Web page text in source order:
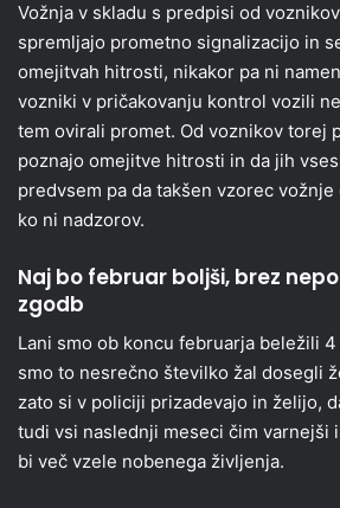
Vožnja v skladu s predpisi od
spremljajo prometno signalizacijo in
omejitvah hitrosti, nikakor pa ni
vozniki v pričakovanju kontrol vozili
tem ovirali promet. Od voznikov torej
poznajo omejitve hitrosti in da jih
predvsem pa da takšen vzorec
ko ni nadzorov.
Naj bo februar boljši, brez
zgodb
Lani smo ob koncu februarja beležili
smo to nesrečno številko žal dosegli
zato si v policiji prizadevajo in želijo,
tudi vsi naslednji meseci čim varnejši
bi več vzele nobenega življenja.